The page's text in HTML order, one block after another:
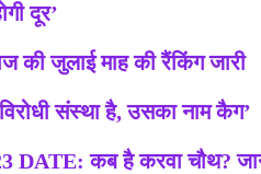
दूर’
की जुलाई माह की रैंकिंग जारी
संस्था है, उसका नाम कैग’
DATE: कब है करवा चौथ?